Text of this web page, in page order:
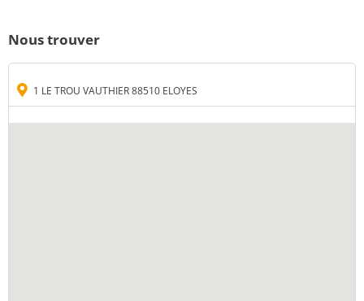
Nous trouver
1 LE TROU VAUTHIER 88510 ELOYES